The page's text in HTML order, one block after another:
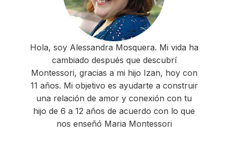
Hola, soy Alessandra Mosquera. Mi vida ha
cambiado después que descubrí
Montessori, gracias a mi hijo Izan, hoy con
11 años. Mi objetivo es ayudarte a construir
una relación de amor y conexión con tu
hijo de 6 a 12 años de acuerdo con lo que
nos enseñó Maria Montessori